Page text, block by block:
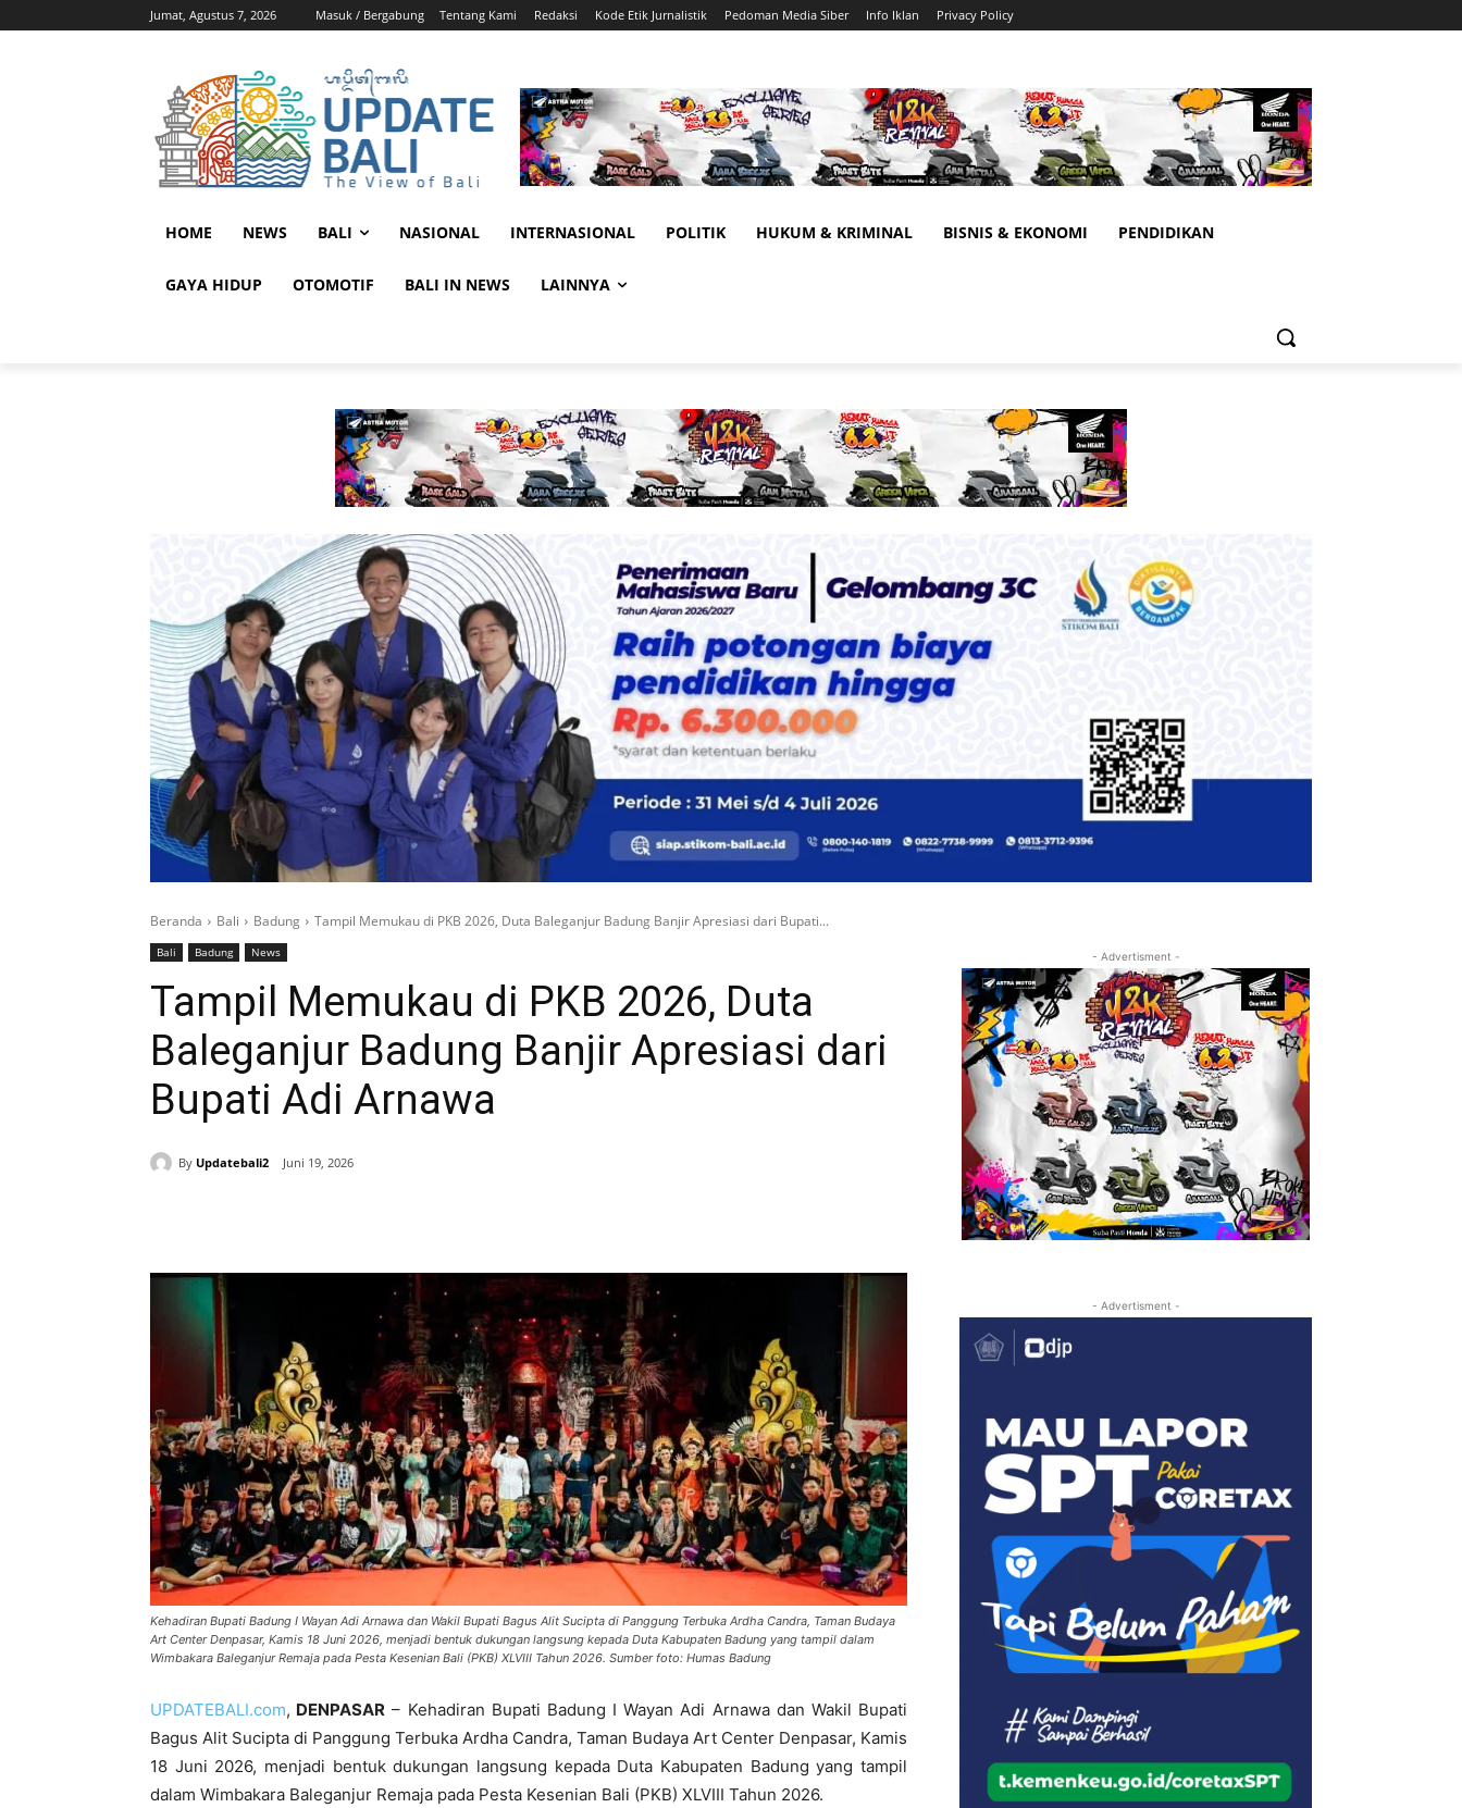
Jumat, Agustus 7, 2026 Masuk / Bergabung Tentang Kami Redaksi Kode Etik Jurnalistik Pedoman Media Siber Info Iklan Privacy Policy
HOME NEWS BALI NASIONAL INTERNASIONAL POLITIK HUKUM & KRIMINAL BISNIS & EKONOMI PENDIDIKAN
GAYA HIDUP OTOMOTIF BALI IN NEWS LAINNYA
Beranda Bali Badung Tampil Memukau di PKB 2026, Duta Baleganjur Badung Banjir Apresiasi dari Bupati...
Bali Badung News
Tampil Memukau di PKB 2026, Duta
Baleganjur Badung Banjir Apresiasi dari
Bupati Adi Arnawa
By Updatebali2 Juni 19, 2026
Kehadiran Bupati Badung I Wayan Adi Arnawa dan Wakil Bupati Bagus Alit Sucipta di Panggung Terbuka Ardha Candra, Taman Budaya
Art Center Denpasar, Kamis 18 Juni 2026, menjadi bentuk dukungan langsung kepada Duta Kabupaten Badung yang tampil dalam
Wimbakara Baleganjur Remaja pada Pesta Kesenian Bali (PKB) XLVIII Tahun 2026. Sumber foto: Humas Badung
UPDATEBALI.com, DENPASAR – Kehadiran Bupati Badung I Wayan Adi Arnawa dan Wakil Bupati
Bagus Alit Sucipta di Panggung Terbuka Ardha Candra, Taman Budaya Art Center Denpasar, Kamis
18 Juni 2026, menjadi bentuk dukungan langsung kepada Duta Kabupaten Badung yang tampil
dalam Wimbakara Baleganjur Remaja pada Pesta Kesenian Bali (PKB) XLVIII Tahun 2026.
- Advertisment -
- Advertisment -